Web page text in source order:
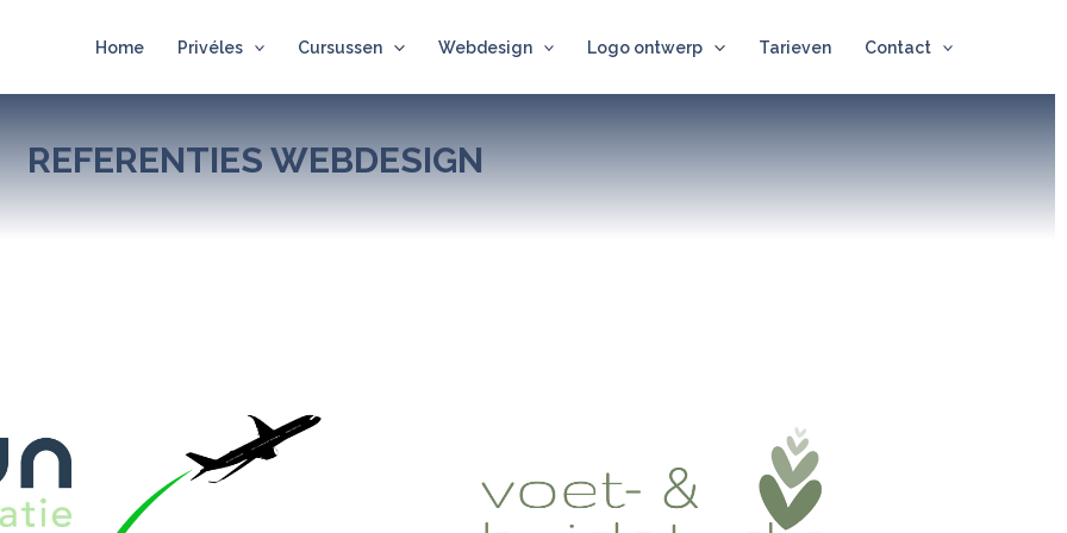
Home Privéles Cursussen Webdesign Logo ontwerp Tarieven Contact
REFERENTIES WEBDESIGN